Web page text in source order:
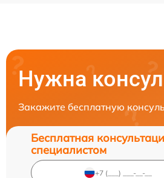
Нужна
Закажите бесплатную
Бесплатная
специалистом